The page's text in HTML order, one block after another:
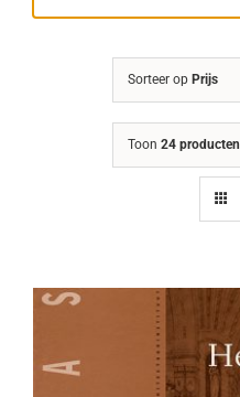
Sorteer op Prijs
Toon 24 producten